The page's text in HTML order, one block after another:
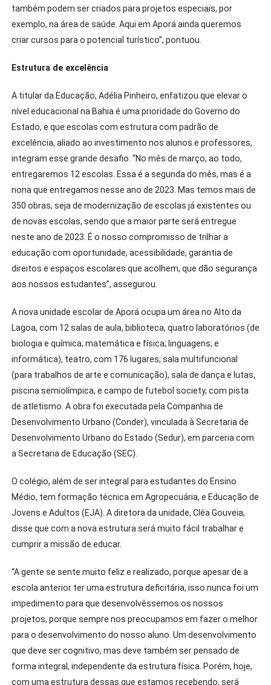
também podem ser criados para projetos especiais, por
exemplo, na área de saúde. Aqui em Aporá ainda queremos
criar cursos para o potencial turístico”, pontuou.
Estrutura de excelência
A titular da Educação, Adélia Pinheiro, enfatizou que elevar o
nível educacional na Bahia é uma prioridade do Governo do
Estado, e que escolas com estrutura com padrão de
excelência, aliado ao investimento nos alunos e professores,
integram esse grande desafio. “No mês de março, ao todo,
entregaremos 12 escolas. Essa é a segunda do mês, mas é a
nona que entregamos nesse ano de 2023. Mas temos mais de
350 obras, seja de modernização de escolas já existentes ou
de novas escolas, sendo que a maior parte será entregue
neste ano de 2023. É o nosso compromisso de trilhar a
educação com oportunidade, acessibilidade, garantia de
direitos e espaços escolares que acolhem, que dão segurança
aos nossos estudantes”, assegurou.
A nova unidade escolar de Aporá ocupa um área no Alto da
Lagoa, com 12 salas de aula, biblioteca, quatro laboratórios (de
biologia e química; matemática e física; linguagens; e
informática), teatro, com 176 lugares; sala multifuncional
(para trabalhos de arte e comunicação), sala de dança e lutas,
piscina semiolímpica, e campo de futebol society, com pista
de atletismo. A obra foi executada pela Companhia de
Desenvolvimento Urbano (Conder), vinculada à Secretaria de
Desenvolvimento Urbano do Estado (Sedur), em parceria com
a Secretaria de Educação (SEC).
O colégio, além de ser integral para estudantes do Ensino
Médio, tem formação técnica em Agropecuária, e Educação de
Jovens e Adultos (EJA). A diretora da unidade, Cléa Gouveia,
disse que com a nova estrutura será muito fácil trabalhar e
cumprir a missão de educar.
“A gente se sente muito feliz e realizado, porque apesar de a
escola anterior ter uma estrutura deficitária, isso nunca foi um
impedimento para que desenvolvêssemos os nossos
projetos, porque sempre nos preocupamos em fazer o melhor
para o desenvolvimento do nosso aluno. Um desenvolvimento
que deve ser cognitivo, mas deve também ser pensado de
forma integral, independente da estrutura física. Porém, hoje,
com uma estrutura dessas que estamos recebendo, será